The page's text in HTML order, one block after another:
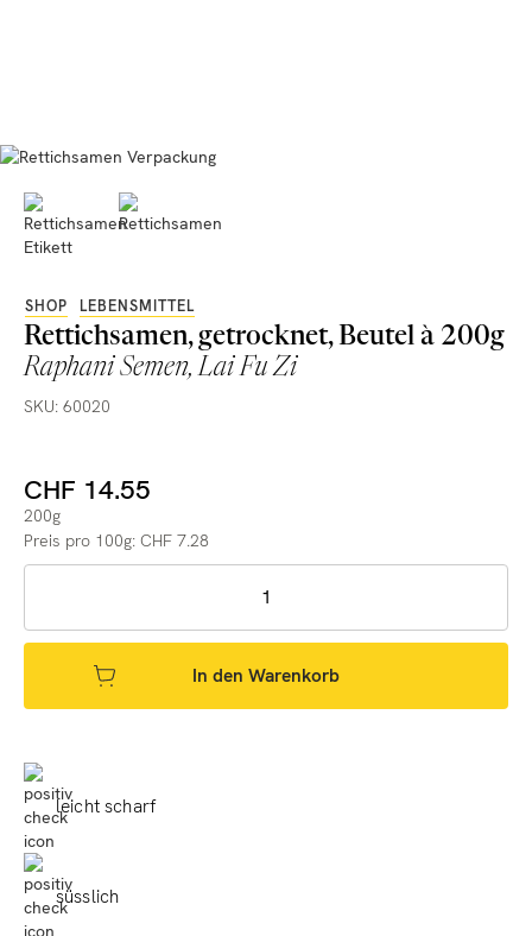
SHOP LEBENSMITTEL
Rettichsamen, getrocknet, Beutel à 200g
Raphani Semen, Lai Fu Zi
SKU: 60020
CHF 14.55
200g
Preis pro 100g: CHF 7.28
In den Warenkorb
leicht scharf
süsslich